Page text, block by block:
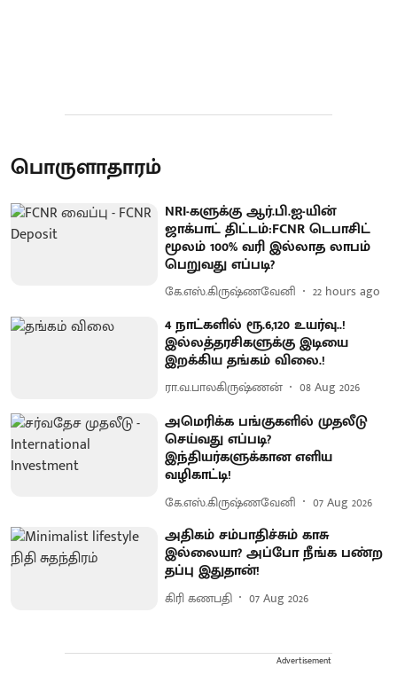
பொருளாதாரம்
NRI-களுக்கு ஆர்.பி.ஐ-யின்
ஜாக்பாட் திட்டம்:FCNR டெபாசிட்
மூலம் 100% வரி இல்லாத லாபம்
பெறுவது எப்படி?
கே.எஸ்.கிருஷ்ணவேனி 22 hours ago
4 நாட்களில் ரூ.6,120 உயர்வு..!
இல்லத்தரசிகளுக்கு இடியை
இறக்கிய தங்கம் விலை.!
ரா.வ.பாலகிருஷ்ணன் 08 Aug 2026
அமெரிக்க பங்குகளில் முதலீடு
செய்வது எப்படி?
இந்தியர்களுக்கான எளிய
வழிகாட்டி!
கே.எஸ்.கிருஷ்ணவேனி 07 Aug 2026
அதிகம் சம்பாதிச்சும் காசு
இல்லையா? அப்போ நீங்க பண்ற
தப்பு இதுதான்!
கிரி கணபதி 07 Aug 2026
Advertisement